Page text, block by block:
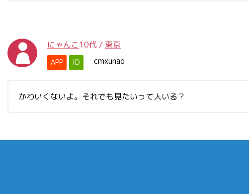
にゃんこ10代 / 東京
APP ID cmxunao
かわいくないよ。それでも見たいって人いる？